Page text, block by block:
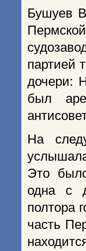
Бушуев
партией
дочери:
был
На
Это
одна с
полтора
часть